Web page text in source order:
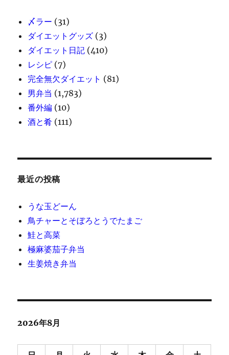
〆ラー (31)
ダイエットグッズ (3)
ダイエット日記 (410)
レシピ (7)
完全無欠ダイエット (81)
男弁当 (1,783)
番外編 (10)
酒と肴 (111)
最近の投稿
うな玉どーん
鳥チャーとそぼろとうでたまご
鮭と高菜
極麻婆茄子弁当
生姜焼き弁当
2026年8月